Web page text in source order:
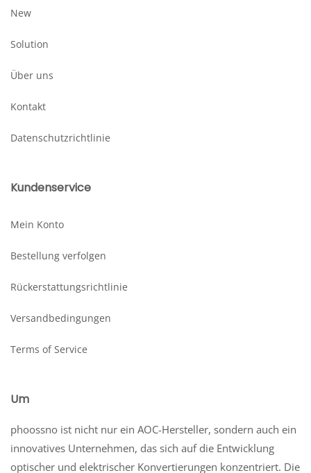
New
Solution
Über uns
Kontakt
Datenschutzrichtlinie
Kundenservice
Mein Konto
Bestellung verfolgen
Rückerstattungsrichtlinie
Versandbedingungen
Terms of Service
Um
phoossno ist nicht nur ein AOC-Hersteller, sondern auch ein
innovatives Unternehmen, das sich auf die Entwicklung
optischer und elektrischer Konvertierungen konzentriert. Die